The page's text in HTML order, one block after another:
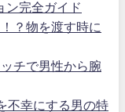
ン完全ガイド
？物を渡す時に
チで男性から腕
不幸にする男の特